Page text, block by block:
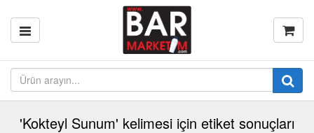
'Kokteyl Sunum' kelimesi için etiket sonuçları